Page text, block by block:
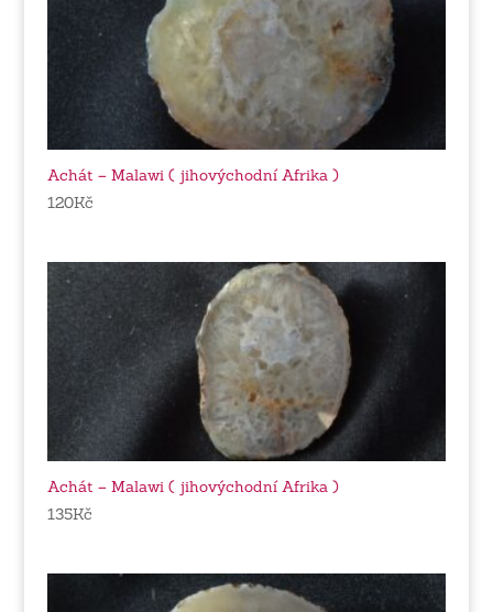
Achát – Malawi ( jihovýchodní Afrika )
120Kč
Achát – Malawi ( jihovýchodní Afrika )
135Kč